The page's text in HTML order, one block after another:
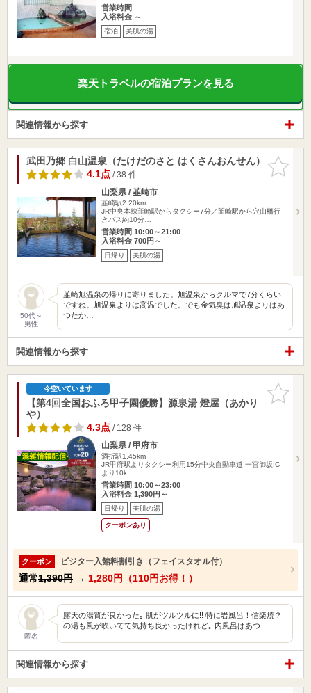
営業時間
入浴料金 ～
宿泊 美肌の湯
楽天トラベルの宿泊プランを見る
関連情報から探す
お気に入
りに追加
武田乃郷 白山温泉（たけだのさと はくさんおんせん）
4.1点/ 38 件
山梨県 / 韮崎市
韮崎駅2.20km
JR中央本線韮崎駅からタクシー7分／韮崎駅から穴山橋行
きバス約10分…
営業時間 10:00～21:00
入浴料金 700円～
日帰り 美肌の湯
50代～
男性
韮崎旭温泉の帰りに寄りました。旭温泉からクルマで7分くらい
ですね。旭温泉よりは高温でした。でも金気臭は旭温泉よりはあ
つたか…
関連情報から探す
お気に入
りに追加
今空いています
【第4回全国おふろ甲子園優勝】源泉湯 燈屋（あかり
や）
4.3点/ 128 件
山梨県 / 甲府市
酒折駅1.45km
JR甲府駅よりタクシー利用15分中央自動車道 一宮御坂IC
より10k…
営業時間 10:00～23:00
入浴料金 1,390円～
日帰り 美肌の湯
クーポンあり
クーポン ビジター入館料割引き（フェイスタオル付）
通常1,390円 → 1,280円（110円お得！）
匿名
露天の湯質が良かった｡ 肌がツルツルに!! 特に岩風呂！信楽焼？
の湯も風が吹いてて気持ち良かったけれど｡ 内風呂はあつ…
関連情報から探す